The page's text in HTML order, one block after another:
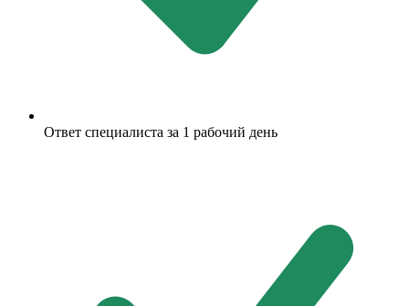
Ответ специалиста за 1 рабочий день